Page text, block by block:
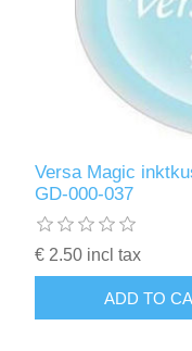
Versa Magic
GD-000-037
€ 2.50 incl tax
ADD TO